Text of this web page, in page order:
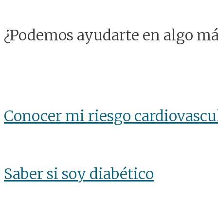
¿Podemos ayudarte en algo
Conocer mi riesgo
Saber si soy diabético